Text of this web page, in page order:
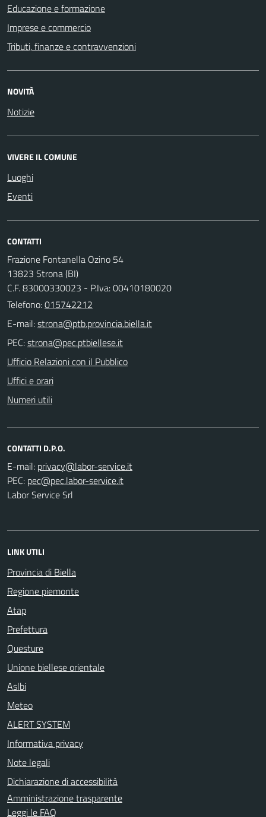
Educazione e formazione
Imprese e commercio
Tributi, finanze e contravvenzioni
NOVITÀ
Notizie
VIVERE IL COMUNE
Luoghi
Eventi
CONTATTI
Frazione Fontanella Ozino 54
13823 Strona (BI)
C.F. 83000330023 - P.Iva: 00410180020
Telefono:015742212
E-mail:
PEC:
Ufficio Relazioni con il Pubblico
Uffici e orari
Numeri utili
CONTATTI D.P.O.
E-mail:
PEC:
Labor Service Srl
LINK UTILI
Provincia di Biella
Regione piemonte
Atap
Prefettura
Questure
Unione biellese orientale
Aslbi
Meteo
ALERT SYSTEM
Informativa privacy
Note legali
Dichiarazione di accessibilità
Amministrazione trasparente
Leggi le FAQ